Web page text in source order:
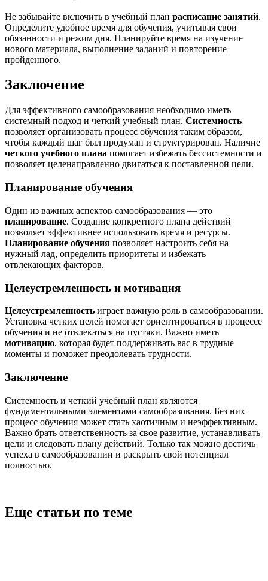
Не забывайте включить в учебный план расписание занятий.
Определите удобное время для обучения, учитывая свои
обязанности и режим дня. Планируйте время на изучение
нового материала, выполнение заданий и повторение
пройденного.
Заключение
Для эффективного самообразования необходимо иметь
системный подход и четкий учебный план. Системность
позволяет организовать процесс обучения таким образом,
чтобы каждый шаг был продуман и структурирован. Наличие
четкого учебного плана помогает избежать бессистемности и
позволяет целенаправленно двигаться к поставленной цели.
Планирование обучения
Один из важных аспектов самообразования — это
планирование. Создание конкретного плана действий
позволяет эффективнее использовать время и ресурсы.
Планирование обучения позволяет настроить себя на
нужный лад, определить приоритеты и избежать
отвлекающих факторов.
Целеустремленность и мотивация
Целеустремленность играет важную роль в самообразовании.
Установка четких целей помогает ориентироваться в процессе
обучения и не отвлекаться на пустяки. Важно иметь
мотивацию, которая будет поддерживать вас в трудные
моменты и поможет преодолевать трудности.
Заключение
Системность и четкий учебный план являются
фундаментальными элементами самообразования. Без них
процесс обучения может стать хаотичным и неэффективным.
Важно брать ответственность за свое развитие, устанавливать
цели и следовать плану действий. Только так можно достичь
успеха в самообразовании и раскрыть свой потенциал
полностью.
Еще статьи по теме